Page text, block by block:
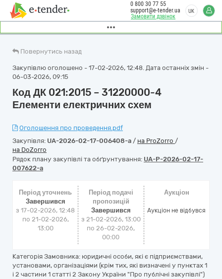
Замовити дзвінок
0 800 30 77 55
support@e-tender.ua
UK
Повернутись назад
Закупівлю оголошено - 17-02-2026, 12:48. Дата останніх змін -
06-03-2026, 09:15
Код ДК 021:2015 – 31220000-4
Елементи електричних схем
Оголошення про проведення.pdf
Закупівля: UA-2026-02-17-006408-a / на ProZorro /
на DoZorro
Рядок плану закупівлі та обґрунтування: UA-P-2026-02-17-
007622-a
Період уточнень
Завершився
з 17-02-2026, 12:48
по 21-02-2026,
13:00
Період подачі
пропозицій
Завершився
з 21-02-2026, 13:00
по 26-02-2026,
00:00
Аукціон
Аукціон не відбувся
Категорія Замовника: юридичні особи, які є підприємствами,
установами, організаціями (крім тих, які визначені у пунктах 1
і 2 частини 1 статті 2 Закону України "Про публічні закупівлі")